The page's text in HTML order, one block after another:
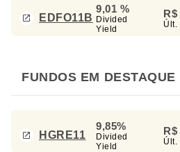
EDFO11B
9,01 %
Divided
Yield
R$
Últ.
FUNDOS EM DESTAQUE
HGRE11
9,85%
Divided
Yield
R$
Últ.